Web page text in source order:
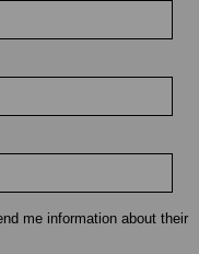
me information about their